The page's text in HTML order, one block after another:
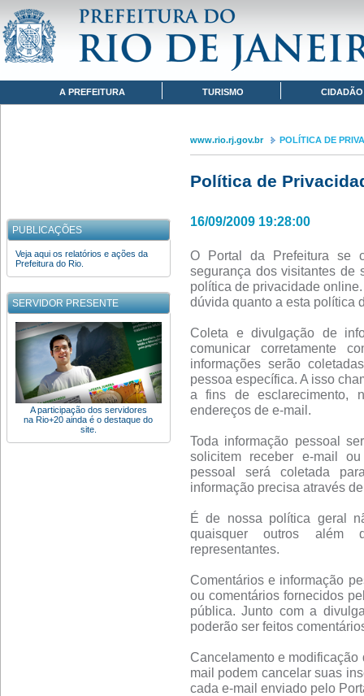
www.rio.rj.gov.br
POLÍTICA DE PRIVACIDADE
NavegaçãoA PREFEITURA TURISMO CIDADÃO
PUBLICAÇÕES
Veja aqui os relatórios e ações da
Prefeitura do Rio.
SERVIDOR PRESENTE
A participação dos servidores
na Rio+20 ainda é o destaque do
site.
www.rio.rj.gov.br POLÍTICA DE
Política de
16/09/2009 19:28:00
O Portal da Prefeitura se
segurança dos visitantes de
política de privacidade
dúvida quanto a esta política
Coleta e divulgação de
comunicar corretamente
informações serão
pessoa específica. A isso
a fins de esclarecimento,
endereços de e-mail.
Toda informação pessoal
solicitem receber e-mail
pessoal será coletada
informação precisa através
É de nossa política geral
quaisquer outros além
representantes.
Comentários e informação
ou comentários fornecidos
pública. Junto com a
poderão ser feitos
Cancelamento e
mail podem cancelar suas
cada e-mail enviado pelo